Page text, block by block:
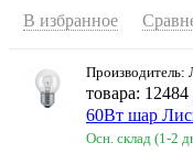
В избранное
Производитель:
товара: 12484
60Вт шар
Осн. склад (1-2